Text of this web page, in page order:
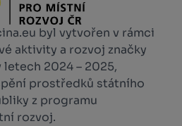
byl vytvořen v rámci
aktivity a rozvoj značky
2024 – 2025,
prostředků státního
z programu
rozvoj.